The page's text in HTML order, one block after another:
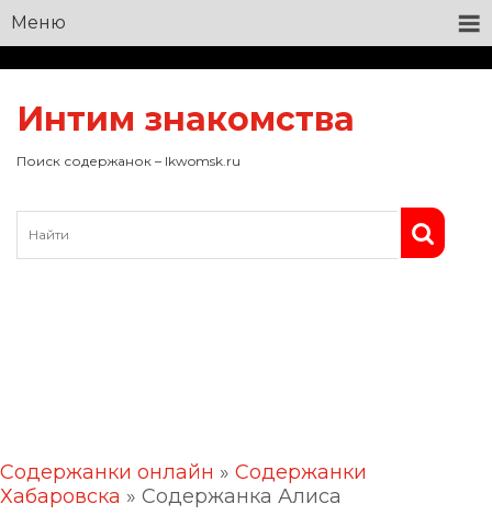
Меню
Интим знакомства
Поиск содержанок – lkwomsk.ru
Содержанки онлайн » Содержанки
Хабаровска » Содержанка Алиса